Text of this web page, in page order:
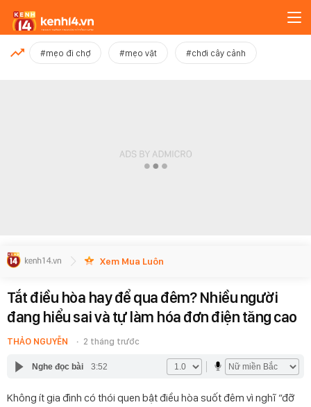
MỚI NHẤT
#mẹo đi chợ #mẹo vặt #chơi cây cảnh
Xem Mua Luôn
Tắt điều hòa hay để qua đêm? Nhiều người
đang hiểu sai và tự làm hóa đơn điện tăng cao
THẢO NGUYỄN 2 tháng trước
Nghe đọc bài 3:52
Không ít gia đình có thói quen bật điều hòa suốt đêm vì nghĩ “đỡ